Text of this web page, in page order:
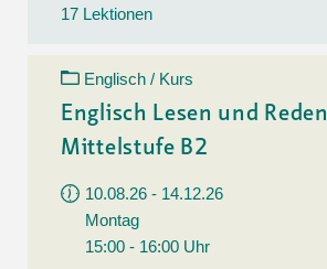
17 Lektionen
Englisch / Kurs
Englisch Lesen und Reden
Mittelstufe B2
10.08.26 - 14.12.26
Montag
15:00 - 16:00 Uhr